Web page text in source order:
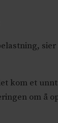
kom et
om å